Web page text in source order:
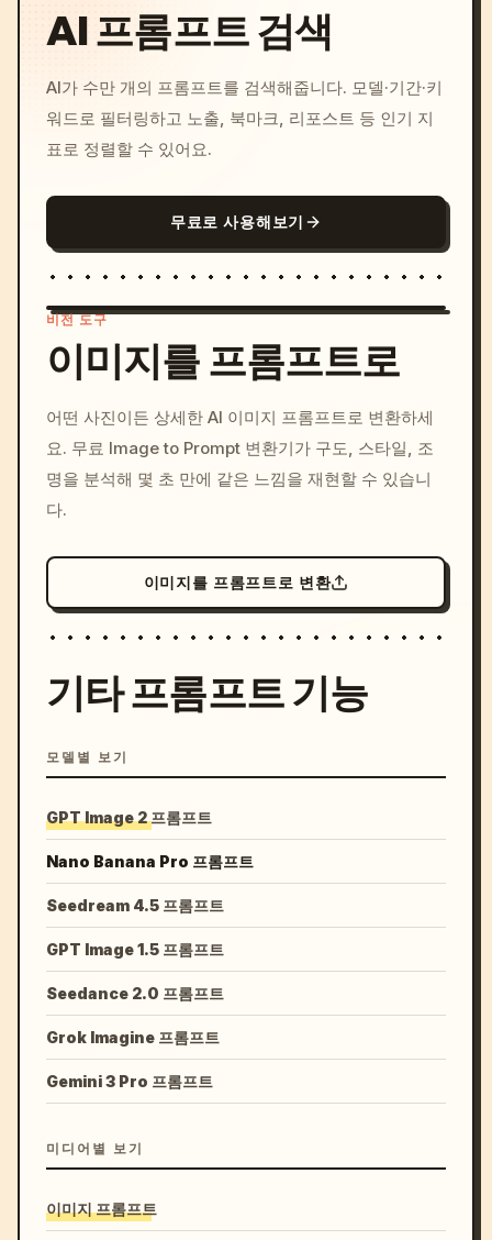
AI 프롬프트 검색
AI가 수만 개의 프롬프트를 검색해줍니다. 모델·기간·키
워드로 필터링하고 노출, 북마크, 리포스트 등 인기 지
표로 정렬할 수 있어요.
무료로 사용해보기
c, cyberpunk sunset, neon
colors, 8k --v 6.0
비전 도구
이미지를 프롬프트로
어떤 사진이든 상세한 AI 이미지 프롬프트로 변환하세
요. 무료 Image to Prompt 변환기가 구도, 스타일, 조
명을 분석해 몇 초 만에 같은 느낌을 재현할 수 있습니
다.
이미지를 프롬프트로 변환
기타 프롬프트 기능
모델별 보기
GPT Image 2 프롬프트
Nano Banana Pro 프롬프트
Seedream 4.5 프롬프트
GPT Image 1.5 프롬프트
Seedance 2.0 프롬프트
Grok Imagine 프롬프트
Gemini 3 Pro 프롬프트
미디어별 보기
이미지 프롬프트